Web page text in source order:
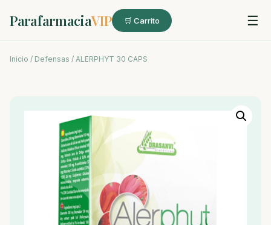
ParafarmaciaVIP 🛒 Carrito ☰
Inicio / Defensas / ALERPHYT 30 CAPS